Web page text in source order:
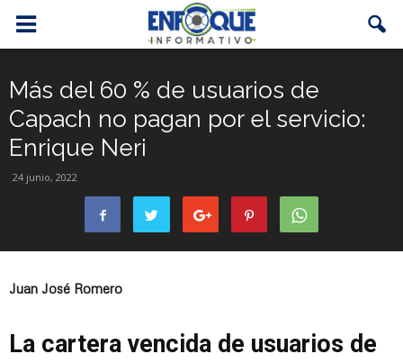
Más del 60 % de usuarios de
Capach no pagan por el servicio:
Enrique Neri
24 junio, 2022
Juan José Romero
La cartera vencida de usuarios de